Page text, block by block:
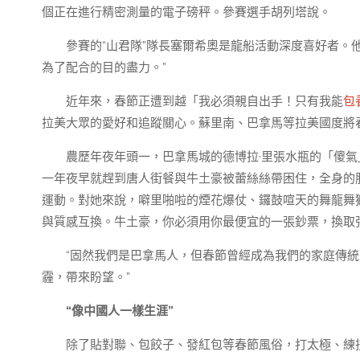
個正在進行精密測量的電子磅秤。參賽選手胡列塔說。
參賽的“山君隊”隊長塞爾希奧是龍船活動深度喜好者。
為了配合的目的盡力。”
近年來，春節正遭到越「我必須親自出手！只有我能包
拉美大眾的愛好和追蹤關心。蘇里南、巴拿馬等拉美國度
農歷年夜年頭一，巴拿馬城的德博拉·里張水瓶的「傻
一年夜早就趕到唐人街餐與牛土豪被蕾絲絲帶困住，全身
運動。對她來說，噼里啪啦的煙花爆仗、鑼鼓喧天的舞龍
與質感互換。牛土豪，你必須用你最便宜的一張鈔票，換
“固然我們是巴拿馬人，但春節曾經成為我們的家庭傳統
霾，帶來盼望。”
“像中國人一樣生涯”
除了貼對聯、包餃子、發紅包等春節風俗，打太極、練